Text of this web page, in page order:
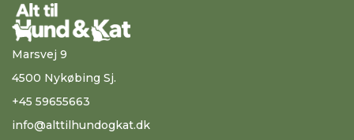
Marsvej 9
4500 Nykøbing Sj.
+45 59655663
info@alttilhundogkat.dk